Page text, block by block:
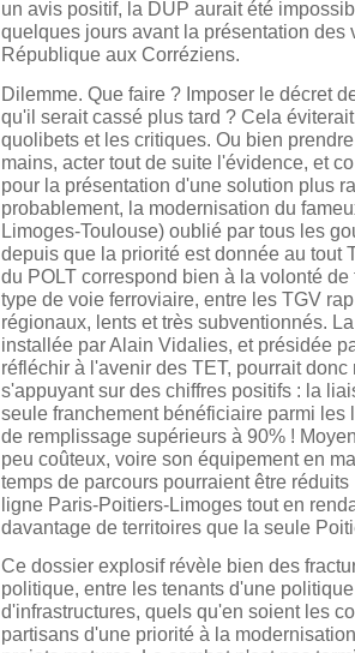
un avis positif, la DUP aurait été
quelques jours avant la présentation
République aux Corréziens.
Dilemme. Que faire ? Imposer le décret
qu'il serait cassé plus tard ? Cela
quolibets et les critiques. Ou bien
mains, acter tout de suite l'évidence, et
pour la présentation d'une solution plus
probablement, la modernisation du
Limoges-Toulouse) oublié par tous les
depuis que la priorité est donnée au tout
du POLT correspond bien à la volonté
type de voie ferroviaire, entre les TGV
régionaux, lents et très subventionnés.
installée par Alain Vidalies, et présidée
réfléchir à l'avenir des TET, pourrait
s'appuyant sur des chiffres positifs : la
seule franchement bénéficiaire parmi les
de remplissage supérieurs à 90% !
peu coûteux, voire son équipement en
temps de parcours pourraient être
ligne Paris-Poitiers-Limoges tout en
davantage de territoires que la seule
Ce dossier explosif révèle bien des
politique, entre les tenants d'une
d'infrastructures, quels qu'en soient les
partisans d'une priorité à la